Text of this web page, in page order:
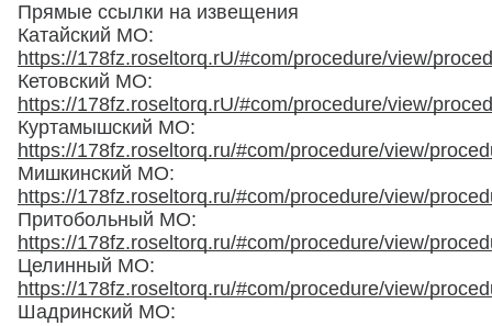
Прямые ссылки на извещения
Катайский МО:
https://178fz.roseltorq.rU/#com/procedure/view/
Кетовский МО:
https://178fz.roseltorq.rU/#com/procedure/view/
Куртамышский МО:
https://178fz.roseltorq.ru/#com/procedure/view/
Мишкинский МО:
https://178fz.roseltorq.ru/#com/procedure/view/
Притобольный МО:
https://178fz.roseltorq.ru/#com/procedure/view/
Целинный МО:
https://178fz.roseltorq.ru/#com/procedure/view/
Шадринский МО: